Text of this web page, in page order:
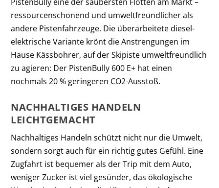
ressourcenschonend und umweltfreundlicher als
andere Pistenfahrzeuge. Die überarbeitete diesel-
elektrische Variante krönt die Anstrengungen im
Hause Kässbohrer, auf der Skipiste umweltfreundlich
zu agieren: Der PistenBully 600 E+ hat einen
nochmals 20 % geringeren CO2-Ausstoß.
NACHHALTIGES HANDELN
LEICHTGEMACHT
Nachhaltiges Handeln schützt nicht nur die Umwelt,
sondern sorgt auch für ein richtig gutes Gefühl. Eine
Zugfahrt ist bequemer als der Trip mit dem Auto,
weniger Zucker ist viel gesünder, das ökologische